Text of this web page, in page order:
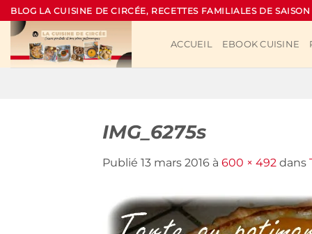
Passer
au
contenu
BLOG LA CUISINE DE CIRCÉE, RECETTES FAMILIALES DE SAISON
ACCUEIL EBOOK CUISINE
IMG_6275s
Publié 13 mars 2016 à 600 × 492 dans